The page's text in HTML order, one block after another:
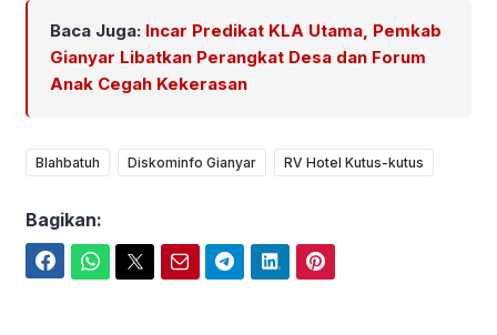
Baca Juga: Incar Predikat KLA Utama, Pemkab
Gianyar Libatkan Perangkat Desa dan Forum
Anak Cegah Kekerasan
Blahbatuh Diskominfo Gianyar RV Hotel Kutus-kutus
Bagikan: